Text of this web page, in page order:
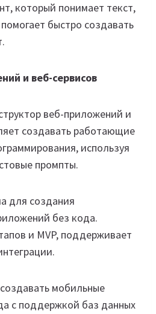
который понимает текст,
быстро создавать
и веб-сервисов
веб-приложений и
создавать работающие
используя
промпты.
для создания
без кода.
и MVP, поддерживает
мобильные
с поддержкой баз данных